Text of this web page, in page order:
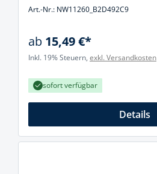
Art.-Nr.: NW11260_B2D492C9
ab 15,49 €*
Inkl. 19% Steuern, exkl. Versandkosten
sofort verfügbar
Details